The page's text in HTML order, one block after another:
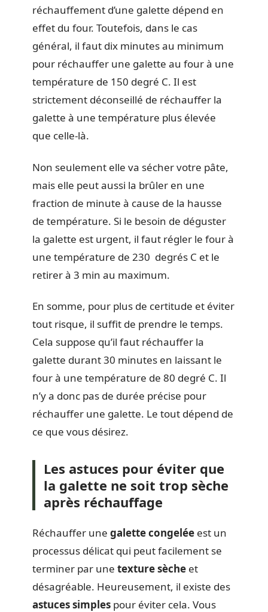
réchauffement d’une galette dépend en
effet du four. Toutefois, dans le cas
général, il faut dix minutes au minimum
pour réchauffer une galette au four à une
température de 150 degré C. Il est
strictement déconseillé de réchauffer la
galette à une température plus élevée
que celle-là.
Non seulement elle va sécher votre pâte,
mais elle peut aussi la brûler en une
fraction de minute à cause de la hausse
de température. Si le besoin de déguster
la galette est urgent, il faut régler le four à
une température de 230 degrés C et le
retirer à 3 min au maximum.
En somme, pour plus de certitude et éviter
tout risque, il suffit de prendre le temps.
Cela suppose qu’il faut réchauffer la
galette durant 30 minutes en laissant le
four à une température de 80 degré C. Il
n’y a donc pas de durée précise pour
réchauffer une galette. Le tout dépend de
ce que vous désirez.
Les astuces pour éviter que
la galette ne soit trop sèche
après réchauffage
Réchauffer une galette congelée est un
processus délicat qui peut facilement se
terminer par une texture sèche et
désagréable. Heureusement, il existe des
astuces simples pour éviter cela. Vous